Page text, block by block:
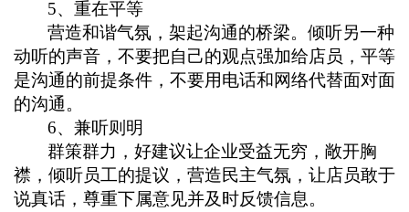
5、重在平等
营造和谐气氛，架起沟通的桥梁。 倾听另一种
动听的声音，不要把自己的观点强加给店员，平等
是沟通的前提条件，不要用电话和网络代替面对面
的沟通。
6、兼听则明
群策群力，好建议让企业受益无穷， 敞开胸
襟，倾听员工的提议，营造民主气氛，让店员敢于
说真话，尊重下属意见并及时反馈信息。